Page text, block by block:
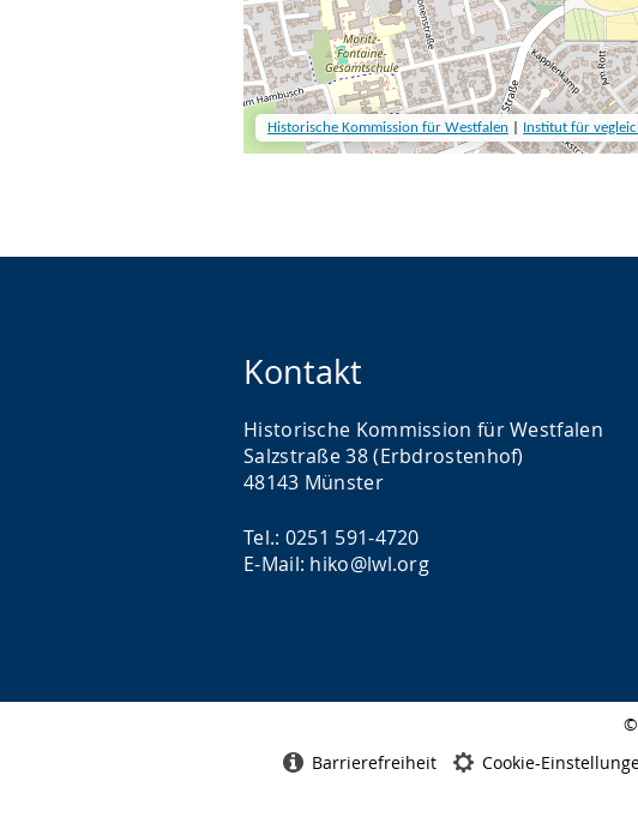
Kontakt
Historische Kommission für Westfalen
Salzstraße 38 (Erbdrostenhof)
48143 Münster
Tel.: 0251 591-4720
E-Mail: hiko@lwl.org
©
Barrierefreiheit Cookie-